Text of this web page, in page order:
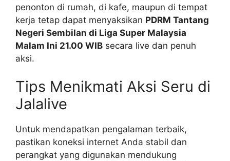
penonton di rumah, di kafe, maupun di tempat
kerja tetap dapat menyaksikan PDRM Tantang
Negeri Sembilan di Liga Super Malaysia
Malam Ini 21.00 WIB secara live dan penuh
aksi.
Tips Menikmati Aksi Seru di
Jalalive
Untuk mendapatkan pengalaman terbaik,
pastikan koneksi internet Anda stabil dan
perangkat yang digunakan mendukung